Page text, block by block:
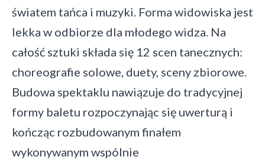
światem tańca i muzyki. Forma widowiska jest
lekka w odbiorze dla młodego widza. Na
całość sztuki składa się 12 scen tanecznych:
choreografie solowe, duety, sceny zbiorowe.
Budowa spektaklu nawiązuje do tradycyjnej
formy baletu rozpoczynając się uwerturą i
kończąc rozbudowanym finałem
wykonywanym wspólnie